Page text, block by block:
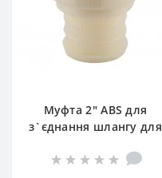
Муфта 2″ ABS для
з`єднання шлангу для